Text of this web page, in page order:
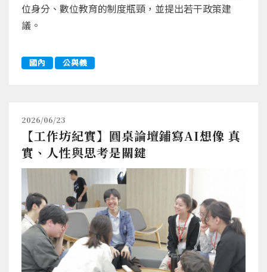
位身分、數位教育的制度瓶頸，並提出若干政策建
議。
國內 公與義
2026/06/23
【工作坊紀實】圓桌論壇鋪寫AI想像 真
實、人性與思考是關鍵